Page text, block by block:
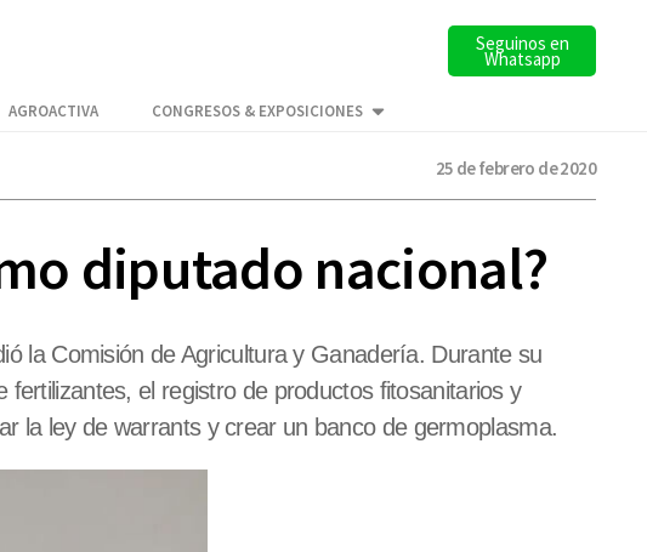
Seguinos en
Whatsapp
AGROACTIVA CONGRESOS & EXPOSICIONES
25 de febrero de 2020
diputado nacional?
la Comisión de Agricultura y Ganadería. Durante su
el registro de productos fitosanitarios y
la ley de warrants y crear un banco de germoplasma.